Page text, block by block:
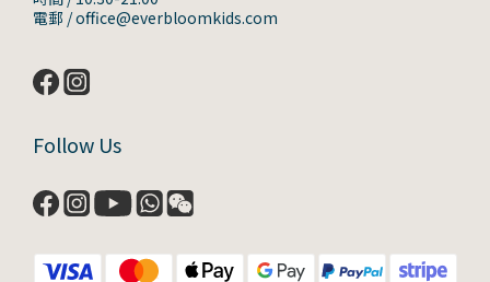
電郵 / office@everbloomkids.com
Follow Us